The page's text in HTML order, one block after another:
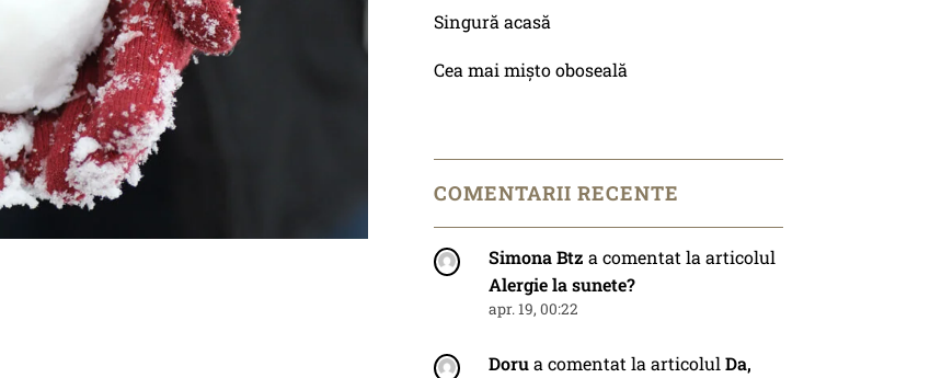
Singură acasă
Cea mai mișto oboseală
COMENTARII RECENTE
Simona Btz a comentat la articolul
Alergie la sunete?
apr. 19, 00:22
Dorua comentat la articolulDa,